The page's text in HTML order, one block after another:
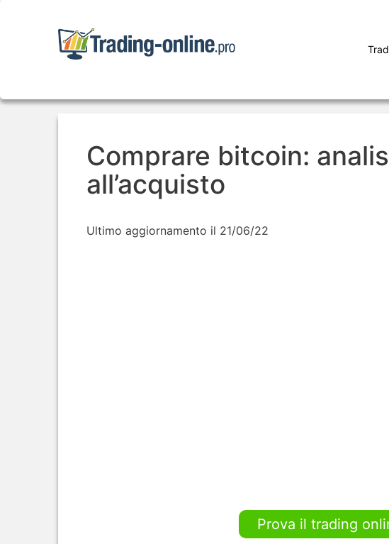
Comprare bitcoin:
all’acquisto
Ultimo aggiornamento il 21/06/22
Prova il trading